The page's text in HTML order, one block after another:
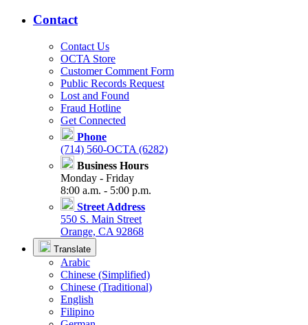
Contact
Contact Us
OCTA Store
Customer Comment Form
Public Records Request
Lost and Found
Fraud Hotline
Get Connected
Phone
(714) 560-OCTA (6282)
Business Hours
Monday - Friday
8:00 a.m. - 5:00 p.m.
Street Address
550 S. Main Street
Orange, CA 92868
Translate
Arabic
Chinese (Simplified)
Chinese (Traditional)
English
Filipino